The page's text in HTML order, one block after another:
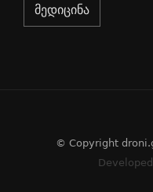
მედიცინა
© Copyright